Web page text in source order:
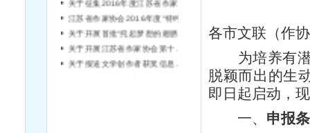
各市文联（作
为培养有潜
脱颖而出的生
即日起启动，
一、 申报